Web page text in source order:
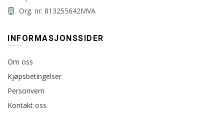
Org. nr: 813255642MVA
INFORMASJONSSIDER
Om oss
Kjøpsbetingelser
Personvern
Kontakt oss